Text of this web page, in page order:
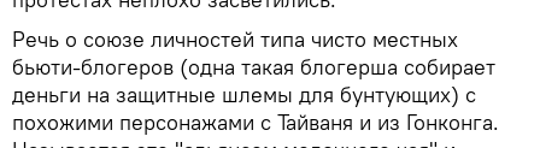
Речь о союзе личностей типа чисто местных
бьюти-блогеров (одна такая блогерша собирает
деньги на защитные шлемы для бунтующих) с
похожими персонажами с Тайваня и из Гонконга.